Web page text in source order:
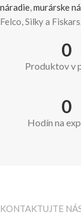
náradie,murárske
Felco, Silky a
0
Produktov v
0
Hodín na
KONTAKTUJTE